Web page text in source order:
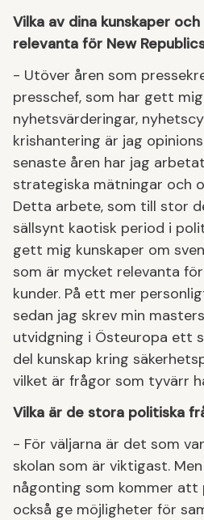
Vilka av dina kunskaper
relevanta för New
- Utöver åren som
presschef, som har gett
nyhetsvärderingar,
krishantering är jag
senaste åren har jag
strategiska mätningar och
Detta arbete, som till stor
sällsynt kaotisk period i
gett mig kunskaper om
som är mycket relevanta
kunder. På ett mer
sedan jag skrev min
utvidgning i Östeuropa ett
del kunskap kring
vilket är frågor som tyvärr
Vilka är de stora politiska
- För väljarna är det som
skolan som är viktigast.
någonting som kommer att
också ge möjligheter för